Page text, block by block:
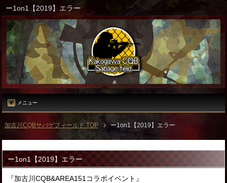
ー1on1【2019】エラー
メニュー
加古川CQBサバゲフィールド TOP ー1on1【2019】エラー
ー1on1【2019】エラー
『加古川CQB&AREA151コラボイベント』